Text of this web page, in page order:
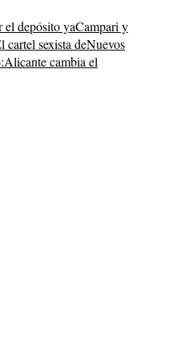
el depósito yaCampari y
cartel sexista deNuevos
Alicante cambia el